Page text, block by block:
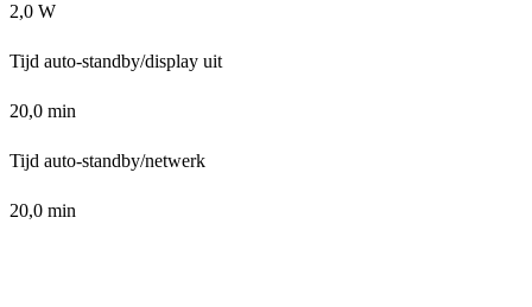
2,0 W
Tijd auto-standby/display uit
20,0 min
Tijd auto-standby/netwerk
20,0 min